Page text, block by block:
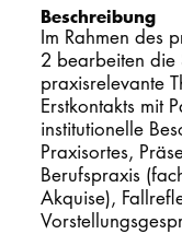
Beschreibung
Im Rahmen des
2 bearbeiten die
praxisrelevante
Erstkontakts mit
institutionelle
Praxisortes,
Berufspraxis
Akquise),